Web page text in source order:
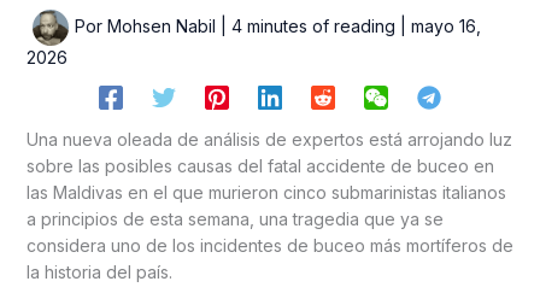
Por Mohsen Nabil 4 minutes of reading
mayo 16,
2026
Una nueva oleada de análisis de expertos está arrojando luz
sobre las posibles causas del fatal accidente de buceo en
las Maldivas en el que murieron cinco submarinistas italianos
a principios de esta semana, una tragedia que ya se
considera uno de los incidentes de buceo más mortíferos de
la historia del país.